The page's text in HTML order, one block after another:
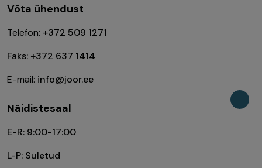
Võta ühendust
Telefon: +372 509 1271
Faks: +372 637 1414
E-mail: info@joor.ee
Näidistesaal
E-R: 9:00-17:00
L-P: Suletud